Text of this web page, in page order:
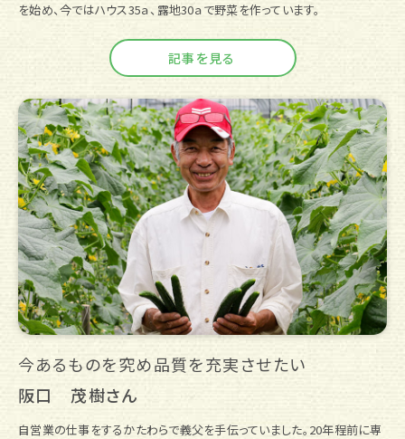
を始め、今ではハウス35ａ、露地30ａで野菜を作っています。
記事を見る
今あるものを究め品質を充実させたい
阪口 茂樹さん
自営業の仕事をするかたわらで義父を手伝っていました。20年程前に専